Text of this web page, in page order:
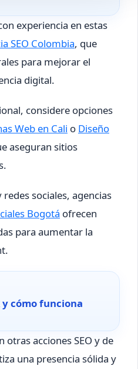
experiencia en estas
SEO Colombia, que
para mejorar el
digital.
considere opciones
Web en Cali o Diseño
aseguran sitios
sociales, agencias
Bogotá ofrecen
para aumentar la
cómo funciona
acciones SEO y de
una presencia sólida y